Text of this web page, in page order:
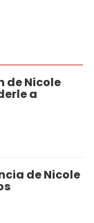
de Nicole
a
de Nicole